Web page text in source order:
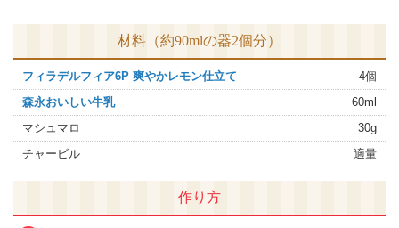
材料（約90mlの器2個分）
フィラデルフィア6P 爽やかレモン仕立て
4個
森永おいしい牛乳
60ml
マシュマロ
30g
チャービル
適量
作り方